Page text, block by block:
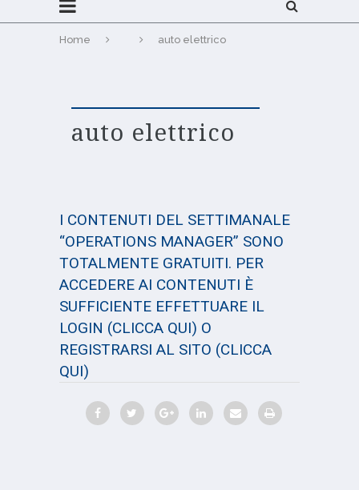
Home auto elettrico
auto elettrico
I CONTENUTI DEL SETTIMANALE
“OPERATIONS MANAGER” SONO
TOTALMENTE GRATUITI. PER
ACCEDERE AI CONTENUTI È
SUFFICIENTE EFFETTUARE IL
LOGIN (CLICCA QUI) O
REGISTRARSI AL SITO (CLICCA
QUI)